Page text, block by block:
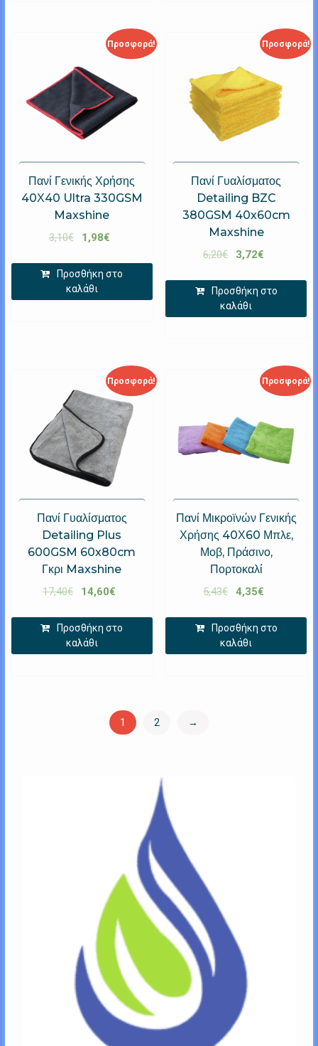
Προσφορά!
Πανί Γενικής Χρήσης
40Χ40 Ultra 330GSM
Maxshine
3,10€ 1,98€
Προσθήκη στο
καλάθι
Προσφορά!
Πανί Γυαλίσματος
Detailing BZC
380GSM 40x60cm
Maxshine
6,20€ 3,72€
Προσθήκη στο
καλάθι
Προσφορά!
Πανί Γυαλίσματος
Detailing Plus
600GSM 60x80cm
Γκρι Maxshine
17,40€ 14,60€
Προσθήκη στο
καλάθι
Προσφορά!
Πανί Μικροϊνών Γενικής
Χρήσης 40Χ60 Μπλε,
Μοβ, Πράσινο,
Πορτοκαλί
5,43€ 4,35€
Προσθήκη στο
καλάθι
1 2 →